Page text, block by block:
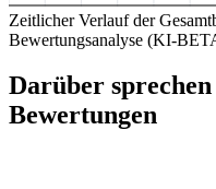
Zeitlicher Verlauf der
Bewertungsanalyse (KI-
Darüber
Bewertungen